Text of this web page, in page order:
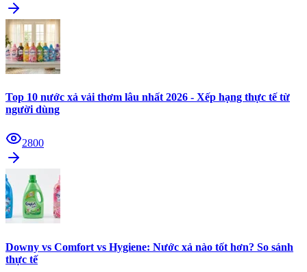
Top 10 nước xả vải thơm lâu nhất 2026 - Xếp hạng thực tế từ
người dùng
2800
Downy vs Comfort vs Hygiene: Nước xả nào tốt hơn? So sánh
thực tế